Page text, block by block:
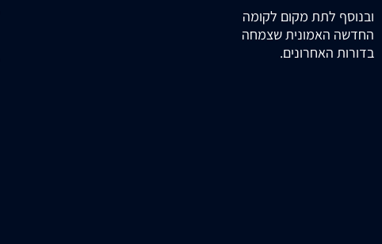
ובנוסף לתת מקום לקומה
החדשה האמונית שצמחה
בדורות האחרונים.